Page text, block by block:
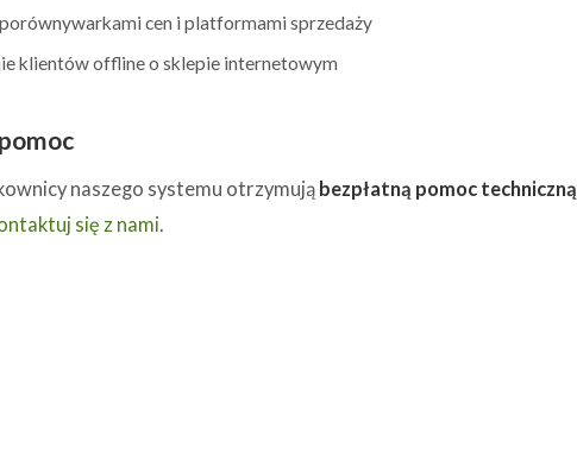
cen i platformami sprzedaży
klientów offline o sklepie internetowym
naszego systemu otrzymują bezpłatną pomoc techniczną
się z nami.